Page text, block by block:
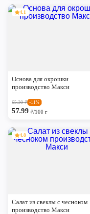
4.1
Основа для окрошки
производство Макси
65.30₽ -11%
57.99₽/100 г
4.8
Салат из свеклы с чесноком
производство Макси